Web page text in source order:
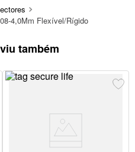
4,0Mm Flexível/Rígido
também